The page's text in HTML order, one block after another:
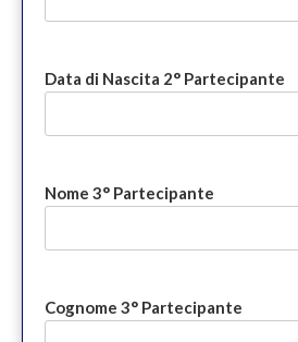
Data di Nascita 2° Partecipante
Nome 3° Partecipante
Cognome 3° Partecipante